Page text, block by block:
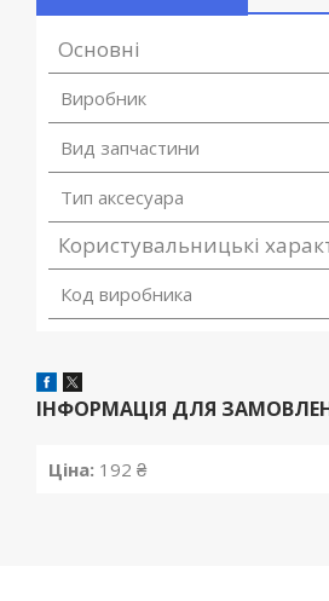
Основні
Виробник
Вид запчастини
Тип аксесуара
Користувальницькі
Код виробника
ІНФОРМАЦІЯ ДЛЯ
Ціна: 192 ₴